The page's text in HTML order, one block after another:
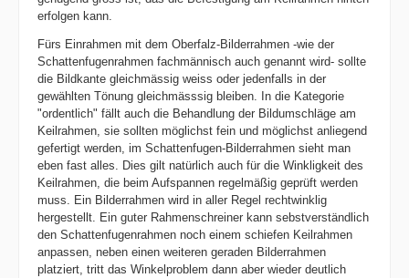
erfolgen kann.
Fürs Einrahmen mit dem Oberfalz-Bilderrahmen -wie der
Schattenfugenrahmen fachmännisch auch genannt wird- sollte
die Bildkante gleichmässig weiss oder jedenfalls in der
gewählten Tönung gleichmässsig bleiben. In die Kategorie
"ordentlich" fällt auch die Behandlung der Bildumschläge am
Keilrahmen, sie sollten möglichst fein und möglichst anliegend
gefertigt werden, im Schattenfugen-Bilderrahmen sieht man
eben fast alles. Dies gilt natürlich auch für die Winkligkeit des
Keilrahmen, die beim Aufspannen regelmäßig geprüft werden
muss. Ein Bilderrahmen wird in aller Regel rechtwinklig
hergestellt. Ein guter Rahmenschreiner kann sebstverständlich
den Schattenfugenrahmen noch einem schiefen Keilrahmen
anpassen, neben einen weiteren geraden Bilderrahmen
platziert, tritt das Winkelproblem dann aber wieder deutlich